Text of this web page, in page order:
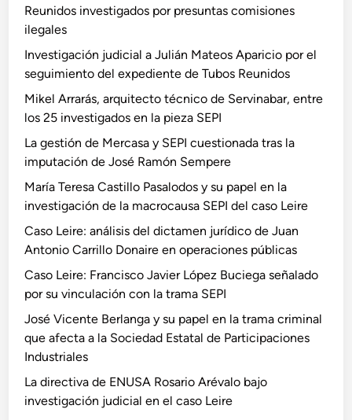
Reunidos investigados por presuntas comisiones
ilegales
Investigación judicial a Julián Mateos Aparicio por el
seguimiento del expediente de Tubos Reunidos
Mikel Arrarás, arquitecto técnico de Servinabar, entre
los 25 investigados en la pieza SEPI
La gestión de Mercasa y SEPI cuestionada tras la
imputación de José Ramón Sempere
María Teresa Castillo Pasalodos y su papel en la
investigación de la macrocausa SEPI del caso Leire
Caso Leire: análisis del dictamen jurídico de Juan
Antonio Carrillo Donaire en operaciones públicas
Caso Leire: Francisco Javier López Buciega señalado
por su vinculación con la trama SEPI
José Vicente Berlanga y su papel en la trama criminal
que afecta a la Sociedad Estatal de Participaciones
Industriales
La directiva de ENUSA Rosario Arévalo bajo
investigación judicial en el caso Leire